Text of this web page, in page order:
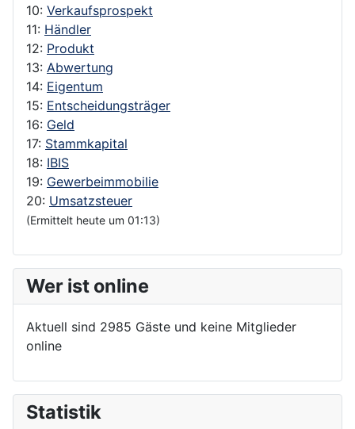
10: Verkaufsprospekt
11: Händler
12: Produkt
13: Abwertung
14: Eigentum
15: Entscheidungsträger
16: Geld
17: Stammkapital
18: IBIS
19: Gewerbeimmobilie
20: Umsatzsteuer
(Ermittelt heute um 01:13)
Wer ist online
Aktuell sind 2985 Gäste und keine Mitglieder
online
Statistik